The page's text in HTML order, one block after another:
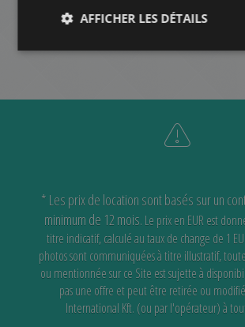
AUTRES
* Les prix de location sont basés sur un
minimum de 12 mois. Le prix en EUR est
titre indicatif, calculé au taux de change de 1
photos sont communiquées à titre illustratif,
ou mentionnée sur ce Site est sujette à
pas une offre et peut être retirée ou
International Kft. (ou par l'opérateur) à
AFFICHER LES DÉTAILS